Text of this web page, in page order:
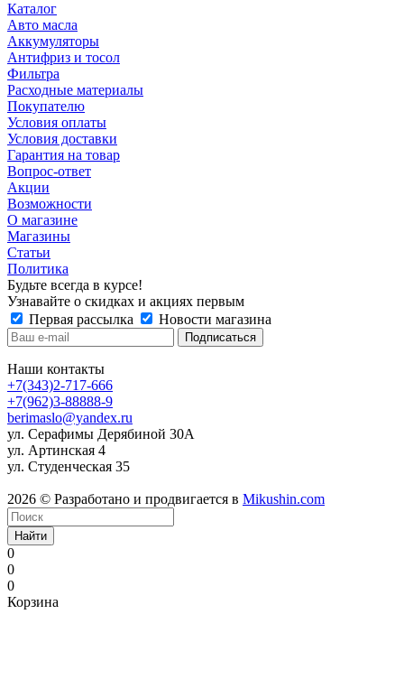
Каталог
Авто масла
Аккумуляторы
Антифриз и тосол
Фильтра
Расходные материалы
Покупателю
Условия оплаты
Условия доставки
Гарантия на товар
Вопрос-ответ
Акции
Возможности
О магазине
Магазины
Статьи
Политика
Будьте всегда в курсе!
Узнавайте о скидках и акциях первым
Первая рассылка
Новости магазина
Наши контакты
+7(343)2-717-666
+7(962)3-88888-9
berimaslo@yandex.ru
ул. Серафимы Дерябиной 30А
ул. Артинская 4
ул. Студенческая 35
2026 © Разработано и продвигается в Mikushin.com
Найти
0
0
0
Корзина